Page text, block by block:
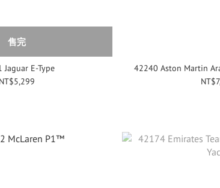
售完
Jaguar E-Type
42240 Aston Martin